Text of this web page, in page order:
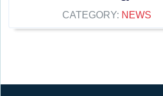
CATEGORY: NEWS